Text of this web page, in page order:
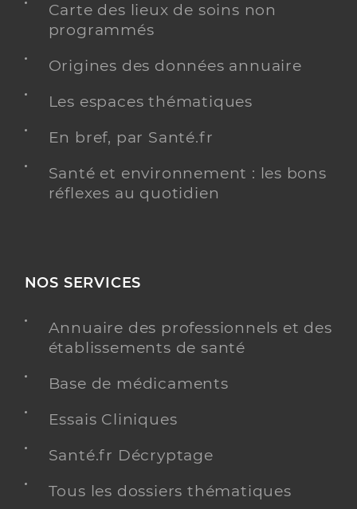
Carte des lieux de soins non
programmés
Origines des données annuaire
Les espaces thématiques
En bref, par Santé.fr
Santé et environnement : les bons
réflexes au quotidien
NOS SERVICES
Annuaire des professionnels et des
établissements de santé
Base de médicaments
Essais Cliniques
Santé.fr Décryptage
Tous les dossiers thématiques